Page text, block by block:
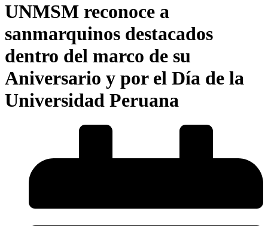
UNMSM reconoce a
sanmarquinos destacados
dentro del marco de su
Aniversario y por el Día de la
Universidad Peruana